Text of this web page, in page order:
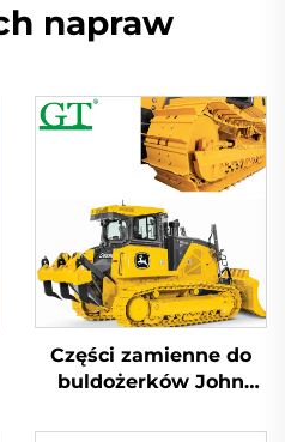
napraw
Części zamienne do
buldożerków John